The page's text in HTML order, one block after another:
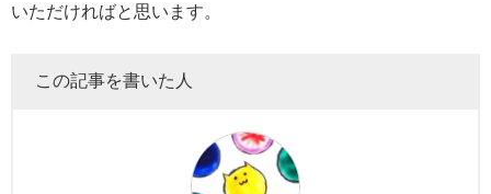
いただければと思います。
この記事を書いた人